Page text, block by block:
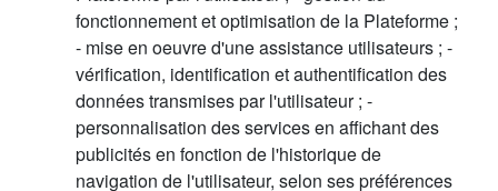
fonctionnement et optimisation de la Plateforme ;
- mise en oeuvre d'une assistance utilisateurs ; -
vérification, identification et authentification des
données transmises par l'utilisateur ; -
personnalisation des services en affichant des
publicités en fonction de l'historique de
navigation de l'utilisateur, selon ses préférences